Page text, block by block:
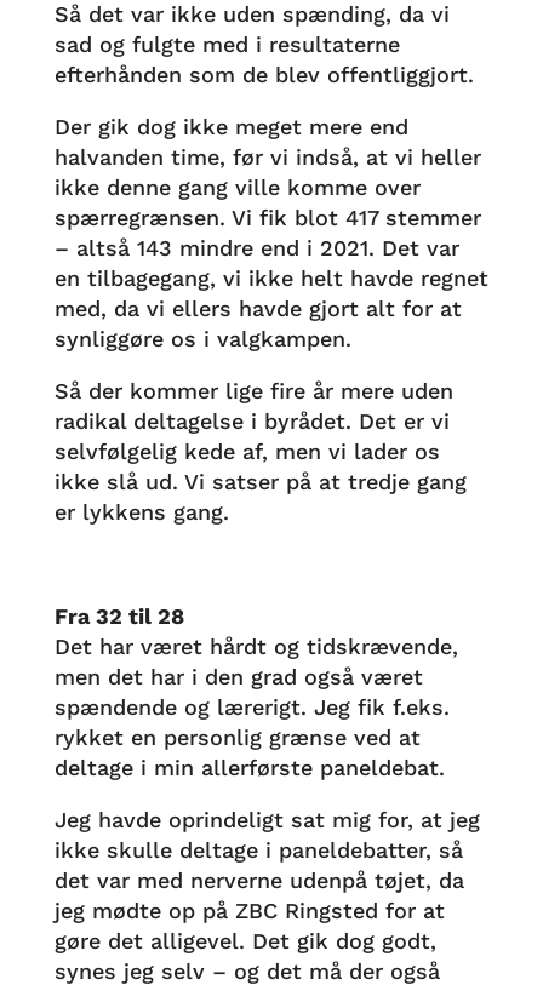
Så det var ikke uden spænding, da vi
sad og fulgte med i resultaterne
efterhånden som de blev offentliggjort.
Der gik dog ikke meget mere end
halvanden time, før vi indså, at vi heller
ikke denne gang ville komme over
spærregrænsen. Vi fik blot 417 stemmer
– altså 143 mindre end i 2021. Det var
en tilbagegang, vi ikke helt havde regnet
med, da vi ellers havde gjort alt for at
synliggøre os i valgkampen.
Så der kommer lige fire år mere uden
radikal deltagelse i byrådet. Det er vi
selvfølgelig kede af, men vi lader os
ikke slå ud. Vi satser på at tredje gang
er lykkens gang.
Fra 32 til 28
Det har været hårdt og tidskrævende,
men det har i den grad også været
spændende og lærerigt. Jeg fik f.eks.
rykket en personlig grænse ved at
deltage i min allerførste paneldebat.
Jeg havde oprindeligt sat mig for, at jeg
ikke skulle deltage i paneldebatter, så
det var med nerverne udenpå tøjet, da
jeg mødte op på ZBC Ringsted for at
gøre det alligevel. Det gik dog godt,
synes jeg selv – og det må der også